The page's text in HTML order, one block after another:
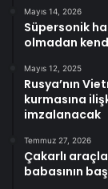
Mayıs 14, 2026
Süpersonik
olmadan
Mayıs 12, 2025
Rusya’nın
kurmasına
imzalanacak
Temmuz 27, 2026
Çakarlı
babasının